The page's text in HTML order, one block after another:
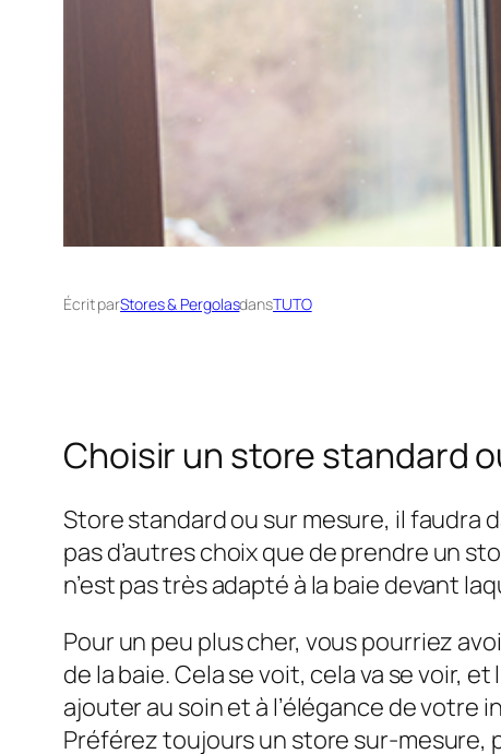
Écrit parStores & PergolasdansTUTO
Choisir un store standard
Store standard ou sur mesure, il faudra
pas d’autres choix que de prendre un
n’est pas très adapté à la baie devant
Pour un peu plus cher, vous pourriez
de la baie. Cela se voit, cela va se voir,
ajouter au soin et à l’élégance de votre
Préférez toujours un store sur-mesure,